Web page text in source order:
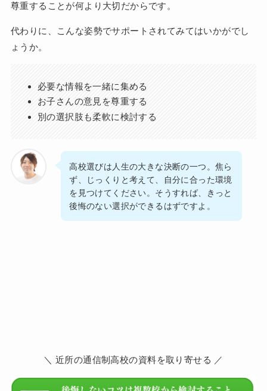
尊重することが何より大切だからです。
代わりに、こんな姿勢でサポートされてみてはいかがでし
ょうか。
必要な情報を一緒に集める
お子さんの意見を尊重する
別の選択肢も柔軟に検討する
高校選びは人生の大きな決断の一つ。焦ら
ず、じっくりと考えて、自分に合った環境
を見つけてください。そうすれば、きっと
後悔のない選択ができるはずですよ。
＼ 近所の通信制高校の資料を取り寄せる ／